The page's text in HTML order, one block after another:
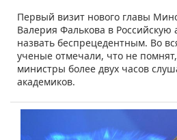
Первый визит нового главы
Валерия Фалькова в
назвать беспрецедентным. Во
ученые отмечали, что не
министры более двух часов
академиков.